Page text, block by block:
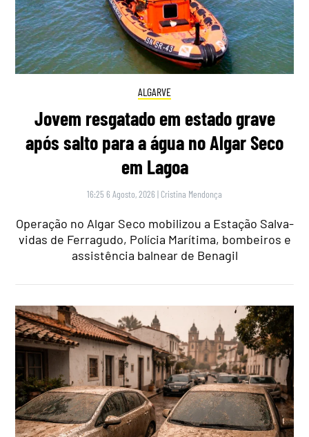
ALGARVE
Jovem resgatado em estado grave
após salto para a água no Algar Seco
em Lagoa
16:25 6 Agosto, 2026 | Cristina Mendonça
Operação no Algar Seco mobilizou a Estação Salva-
vidas de Ferragudo, Polícia Marítima, bombeiros e
assistência balnear de Benagil